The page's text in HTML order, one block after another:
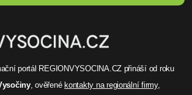
portál REGIONVYSOCINA.CZ přináší od roku
, ověřenékontakty na regionální firmy,